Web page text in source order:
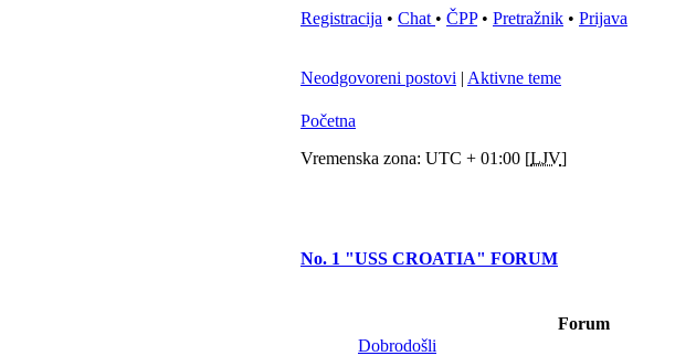
Registracija • Chat • ČPP• Pretražnik • Prijava
Neodgovoreni postovi | Aktivne teme
Početna
Vremenska zona: UTC + 01:00 [LJV]
No. 1 "USS CROATIA" FORUM
Forum
Dobrodošli